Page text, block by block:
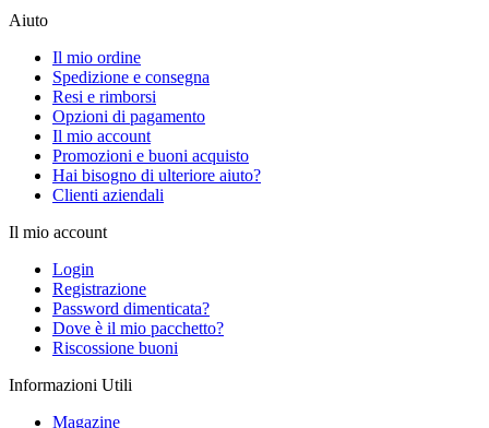
Aiuto
Il mio ordine
Spedizione e consegna
Resi e rimborsi
Opzioni di pagamento
Il mio account
Promozioni e buoni acquisto
Hai bisogno di ulteriore aiuto?
Clienti aziendali
Il mio account
Login
Registrazione
Password dimenticata?
Dove è il mio pacchetto?
Riscossione buoni
Informazioni Utili
Magazine